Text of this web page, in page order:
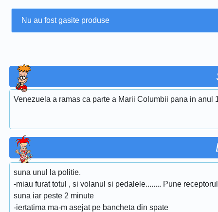
Nu au fost gasite produse
Venezuela a ramas ca parte a Marii Columbii pana in anul
suna unul la politie.
-miau furat totul , si volanul si pedalele........ Pune receptorul
suna iar peste 2 minute
-iertatima ma-m asejat pe bancheta din spate